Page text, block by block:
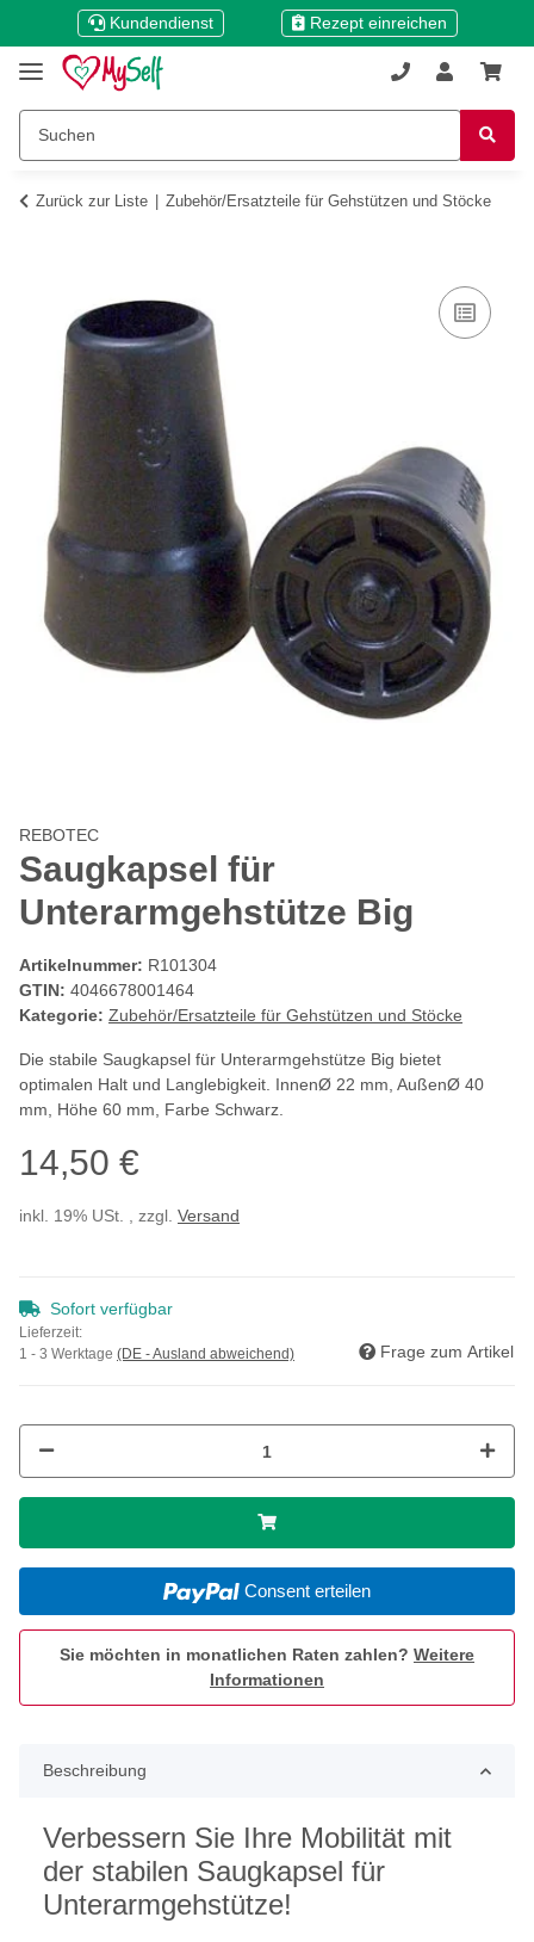
Kundendienst Rezept einreichen
Zurück zur Liste Zubehör/Ersatzteile für Gehstützen und Stöcke
REBOTEC
Saugkapsel für
Unterarmgehstütze Big
Artikelnummer: R101304
GTIN: 4046678001464
Kategorie: Zubehör/Ersatzteile für Gehstützen und Stöcke
Die stabile Saugkapsel für Unterarmgehstütze Big bietet
optimalen Halt und Langlebigkeit. InnenØ 22 mm, AußenØ 40
mm, Höhe 60 mm, Farbe Schwarz.
14,50 €
inkl. 19% USt. , zzgl. Versand
Sofort verfügbar
Lieferzeit:
1 - 3 Werktage (DE - Ausland abweichend) Frage zum Artikel
Consent erteilen
Sie möchten in monatlichen Raten zahlen? Weitere
Informationen
Beschreibung
Verbessern Sie Ihre Mobilität mit
der stabilen Saugkapsel für
Unterarmgehstütze!